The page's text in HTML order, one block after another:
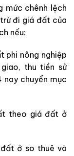
mức chênh lệch
đi giá đất của
nếu:
phi nông nghiệp
thu tiền sử
chuyển mục
theo giá đất ở
ở so thuê và